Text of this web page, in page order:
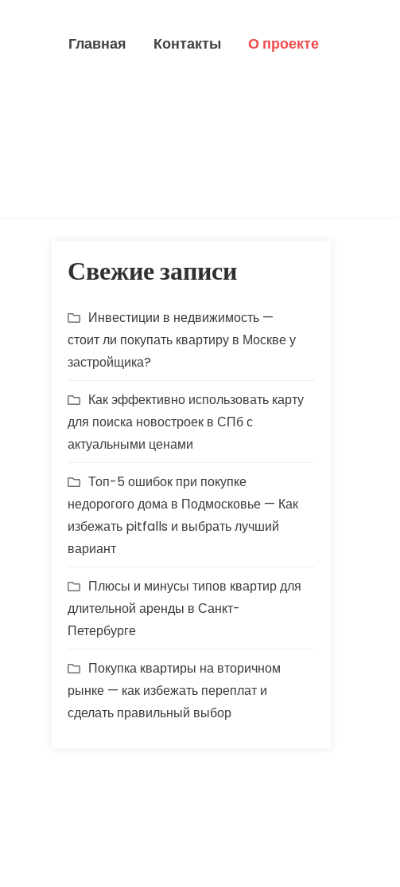
Главная Контакты О проекте
Свежие записи
Инвестиции в недвижимость —
стоит ли покупать квартиру в Москве у
застройщика?
Как эффективно использовать карту
для поиска новостроек в СПб с
актуальными ценами
Топ-5 ошибок при покупке
недорогого дома в Подмосковье — Как
избежать pitfalls и выбрать лучший
вариант
Плюсы и минусы типов квартир для
длительной аренды в Санкт-
Петербурге
Покупка квартиры на вторичном
рынке — как избежать переплат и
сделать правильный выбор